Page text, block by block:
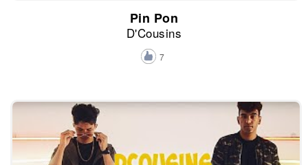
Pin Pon
D'Cousins
7